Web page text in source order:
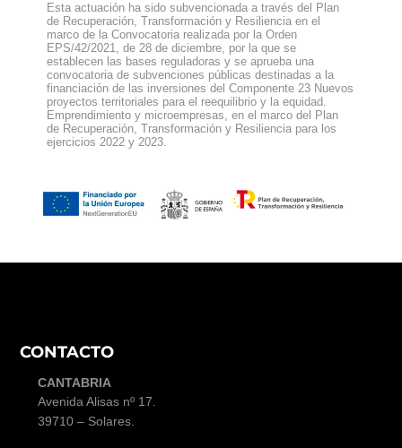
Esta actuación ha sido subvencionada a través del Plan
de Recuperación, Transformación y Resiliencia en el
marco de la Convocatoria realizada por la Orden
EPS/42/2021, de 28 de diciembre, por la que se
establecen las bases reguladoras y se aprueba una
convocatoria de subvenciones públicas destinadas a la
financiación de las inversiones del Componente 23 Nuevos
proyectos territoriales para el reequilibrio y la equidad.
Emprendimiento y microempresas, en el marco del Plan
de Recuperación, Transformación y Resiliencia para los
ejercicios 2022 y 2023.
CONTACTO
CANTABRIA
Avenida Alisas nº 17.
39710 – Solares.